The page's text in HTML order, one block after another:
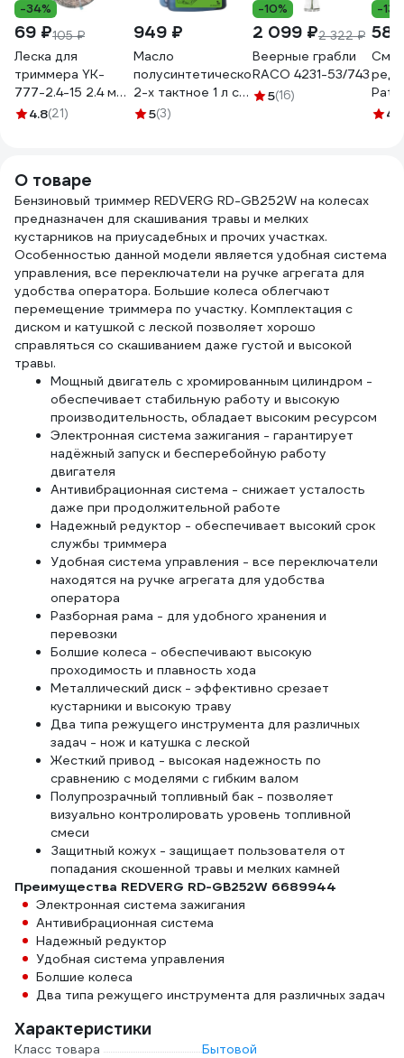
-34%
69 ₽105 ₽
Леска для
триммера YK-
777-2.4-15 2.4 мм,
15 м, витой
4.8(21)
949 ₽
Масло
полусинтетическое
2-х тактное 1 л с
дозатором, API
5(3)
-10%
2 099 ₽2 322 ₽
Веерные грабли
RACO 4231-53/743
5(16)
-13%
AR-4.8
О товаре
Бензиновый триммер REDVERG RD-GB252W на колесах
предназначен для скашивания травы и мелких
кустарников на приусадебных и прочих участках.
Особенностью данной модели является удобная система
управления, все переключатели на ручке агрегата для
удобства оператора. Большие колеса облегчают
перемещение триммера по участку. Комплектация с
диском и катушкой с леской позволяет хорошо
справляться со скашиванием даже густой и высокой
травы.
Мощный двигатель с хромированным цилиндром -
обеспечивает стабильную работу и высокую
производительность, обладает высоким ресурсом
Электронная система зажигания - гарантирует
надёжный запуск и бесперебойную работу
двигателя
Антивибрационная система - снижает усталость
даже при продолжительной работе
Надежный редуктор - обеспечивает высокий срок
службы триммера
Удобная система управления - все переключатели
находятся на ручке агрегата для удобства
оператора
Разборная рама - для удобного хранения и
перевозки
Болшие колеса - обеспечивают высокую
проходимость и плавность хода
Металлический диск - эффективно срезает
кустарники и высокую траву
Два типа режущего инструмента для различных
задач - нож и катушка с леской
Жесткий привод - высокая надежность по
сравнению с моделями с гибким валом
Полупрозрачный топливный бак - позволяет
визуально контролировать уровень топливной
смеси
Защитный кожух - защищает пользователя от
попадания скошенной травы и мелких камней
Преимущества REDVERG RD-GB252W 6689944
Электронная система зажигания
Антивибрационная система
Надежный редуктор
Удобная система управления
Болшие колеса
Два типа режущего инструмента для различных задач
Характеристики
Класс товара
Бытовой